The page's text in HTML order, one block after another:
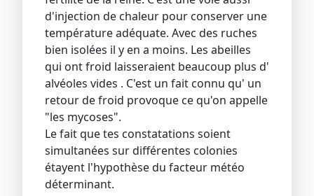
d'injection de chaleur pour conserver une
température adéquate. Avec des ruches
bien isolées il y en a moins. Les abeilles
qui ont froid laisseraient beaucoup plus d'
alvéoles vides . C'est un fait connu qu' un
retour de froid provoque ce qu'on appelle
"les mycoses".
Le fait que tes constatations soient
simultanées sur différentes colonies
étayent l'hypothèse du facteur météo
déterminant.